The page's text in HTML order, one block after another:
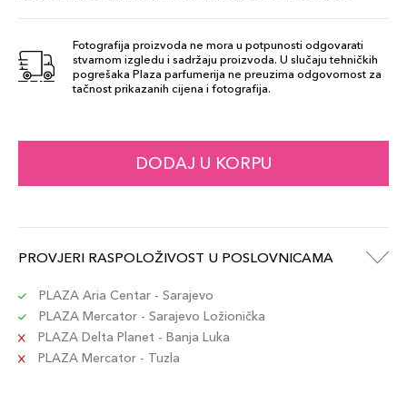
MI09 Juicy
Orange
74,00 KM
74,00 KM
Red
Šifra artikla
4973167013236
Fotografija proizvoda ne mora u potpunosti odgovarati
stvarnom izgledu i sadržaju proizvoda. U slučaju tehničkih
pogrešaka Plaza parfumerija ne preuzima odgovornost za
tačnost prikazanih cijena i fotografija.
DODAJ U KORPU
PROVJERI RASPOLOŽIVOST U POSLOVNICAMA
PLAZA Aria Centar - Sarajevo
PLAZA Mercator - Sarajevo Ložionička
PLAZA Delta Planet - Banja Luka
PLAZA Mercator - Tuzla